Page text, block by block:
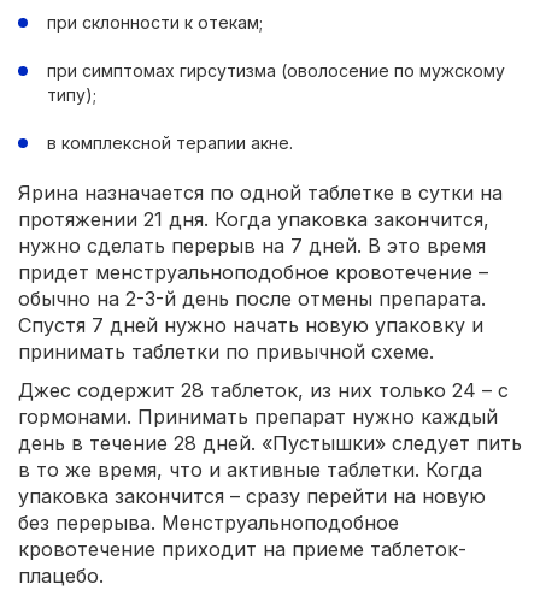
при склонности к отекам;
при симптомах гирсутизма (оволосение по мужскому
типу);
в комплексной терапии акне.
Ярина назначается по одной таблетке в сутки на
протяжении 21 дня. Когда упаковка закончится,
нужно сделать перерыв на 7 дней. В это время
придет менструальноподобное кровотечение –
обычно на 2-3-й день после отмены препарата.
Спустя 7 дней нужно начать новую упаковку и
принимать таблетки по привычной схеме.
Джес содержит 28 таблеток, из них только 24 – с
гормонами. Принимать препарат нужно каждый
день в течение 28 дней. «Пустышки» следует пить
в то же время, что и активные таблетки. Когда
упаковка закончится – сразу перейти на новую
без перерыва. Менструальноподобное
кровотечение приходит на приеме таблеток-
плацебо.